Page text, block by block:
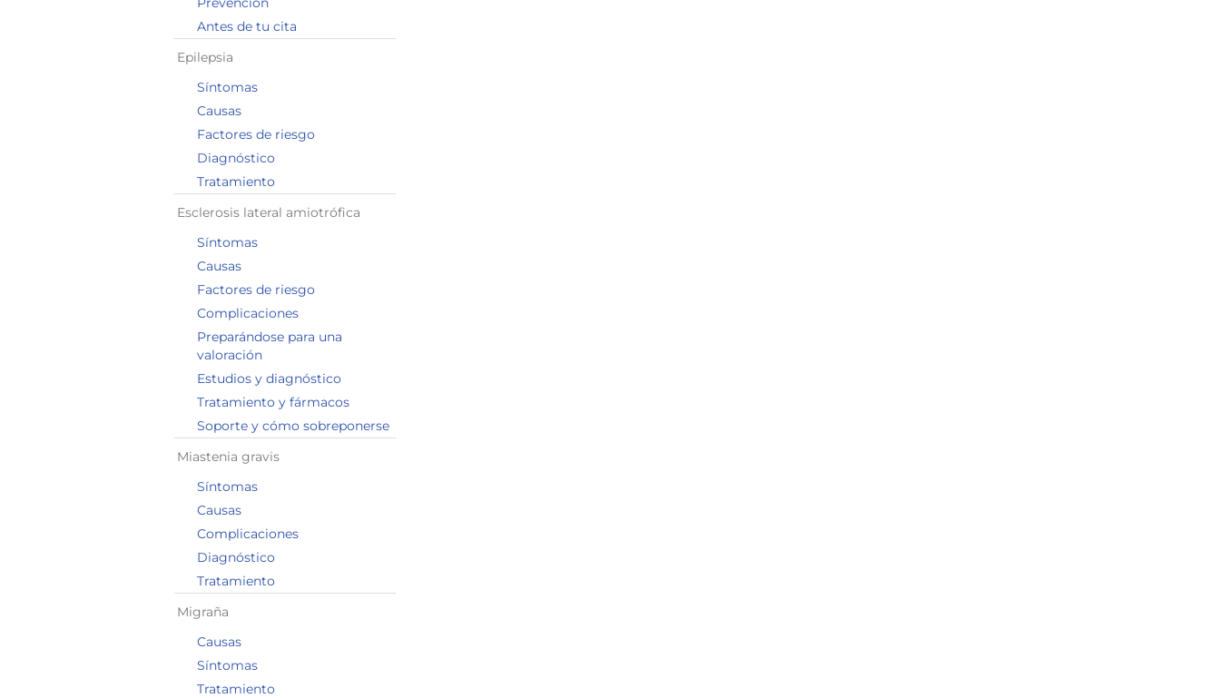
Antes de tu cita
Epilepsia
Síntomas
Causas
Factores de riesgo
Diagnóstico
Tratamiento
Esclerosis lateral amiotrófica
Síntomas
Causas
Factores de riesgo
Complicaciones
Preparándose para una
valoración
Estudios y diagnóstico
Tratamiento y fármacos
Soporte y cómo sobreponerse
Miastenia gravis
Síntomas
Causas
Complicaciones
Diagnóstico
Tratamiento
Migraña
Causas
Síntomas
Tratamiento